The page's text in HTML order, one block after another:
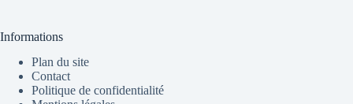
Informations
Plan du site
Contact
Politique de confidentialité